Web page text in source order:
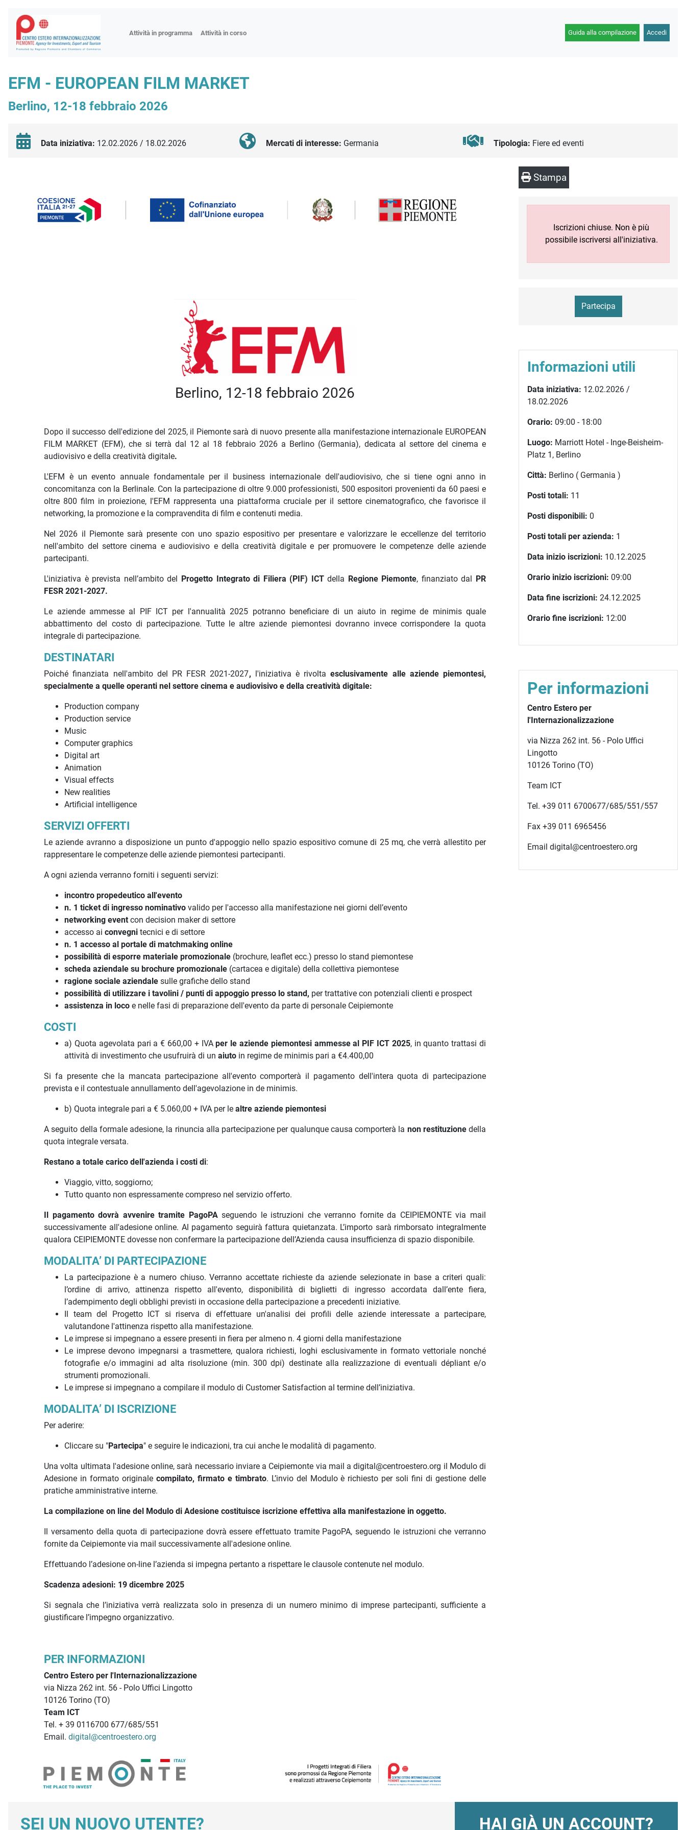
Attività in programma Attività in corso
Fiere
Workshop
Focus settoriali
Guida alla compilazione Accedi
EFM - EUROPEAN FILM MARKET
Berlino, 12-18 febbraio 2026
Data iniziativa: 12.02.2026 / 18.02.2026 Mercati di interesse: Germania Tipologia: Fiere ed eventi
Berlino, 12-18 febbraio 2026
Dopo il successo dell'edizione del 2025, il Piemonte sarà di nuovo presente alla manifestazione internazionale EUROPEAN
FILM MARKET (EFM), che si terrà dal 12 al 18 febbraio 2026 a Berlino (Germania), dedicata al settore del cinema e
audiovisivo e della creatività digitale.
L'EFM è un evento annuale fondamentale per il business internazionale dell'audiovisivo, che si tiene ogni anno in
concomitanza con la Berlinale. Con la partecipazione di oltre 9.000 professionisti, 500 espositori provenienti da 60 paesi e
oltre 800 film in proiezione, l'EFM rappresenta una piattaforma cruciale per il settore cinematografico, che favorisce il
networking, la promozione e la compravendita di film e contenuti media.
Nel 2026 il Piemonte sarà presente con uno spazio espositivo per presentare e valorizzare le eccellenze del territorio
nell'ambito del settore cinema e audiovisivo e della creatività digitale e per promuovere le competenze delle aziende
partecipanti.
L'iniziativa è prevista nell’ambito del Progetto Integrato di Filiera (PIF) ICTdella Regione Piemonte, finanziato dal
PR
FESR 2021-2027.
Le aziende ammesse al PIF ICT per l'annualità 2025 potranno beneficiare di un aiuto in regime de minimis quale
abbattimento del costo di partecipazione. Tutte le altre aziende piemontesi dovranno invece corrispondere la quota
integrale di partecipazione.
DESTINATARI
Poiché finanziata nell'ambito del PR FESR 2021-2027, l'iniziativa è rivoltaesclusivamente alle aziende piemontesi,
specialmente a quelle operanti nel settore cinema e audiovisivo e della creatività digitale:
Production company
Production service
Music
Computer graphics
Digital art
Animation
Visual effects
New realities
Artificial intelligence
SERVIZI OFFERTI
Le aziende avranno a disposizione un punto d'appoggio nello spazio espositivo comune di 25 mq, che verrà allestito per
rappresentare le competenze delle aziende piemontesi partecipanti.
A ogni azienda verranno forniti i seguenti servizi:
incontro propedeutico all'evento
n. 1 ticket di ingresso nominativo valido per l'accesso alla manifestazione nei giorni dell’evento
networking event con decision maker di settore
accesso aiconvegni tecnici e di settore
n. 1 accesso al portale di matchmaking online
possibilità di esporre materiale promozionale (brochure, leaflet ecc.) presso lo stand piemontese
scheda aziendale su brochure promozionale (cartacea e digitale) della collettiva piemontese
ragione sociale aziendalesulle grafiche dello stand
possibilità di utilizzare i tavolini / punti di appoggio presso lo stand, per trattative con potenziali clienti e prospect
assistenza in loco e nelle fasi di preparazione dell'evento da parte di personale Ceipiemonte
COSTI
a) Quota agevolata pari a € 660,00 + IVAper le aziende piemontesi ammesse al PIF ICT 2025, in quanto trattasi di
attività di investimento che usufruirà di unaiuto in regime de minimis pari a €4.400,00
Si fa presente che la mancata partecipazione all'evento comporterà il pagamento dell'intera quota di partecipazione
prevista e il contestuale annullamento dell'agevolazione in de minimis.
b) Quota integrale pari a € 5.060,00 + IVA per lealtre aziende piemontesi
A seguito della formale adesione, la rinuncia alla partecipazione per qualunque causa comporterà la non restituzionedella
quota integrale versata.
Restano a totale carico dell'azienda i costi di:
Viaggio, vitto, soggiorno;
Tutto quanto non espressamente compreso nel servizio offerto.
Il pagamento dovrà avvenire tramite PagoPAseguendo le istruzioni che verranno fornite da CEIPIEMONTE via mail
successivamente all'adesione online. Al pagamento seguirà fattura quietanzata. L’importo sarà rimborsato integralmente
qualora CEIPIEMONTE dovesse non confermare la partecipazione dell’Azienda causa insufficienza di spazio disponibile.
MODALITA’ DI PARTECIPAZIONE
La partecipazione è a numero chiuso. Verranno accettate richieste da aziende selezionate in base a criteri quali:
l’ordine di arrivo, attinenza rispetto all'evento, disponibilità di biglietti di ingresso accordata dall’ente fiera,
l’adempimento degli obblighi previsti in occasione della partecipazione a precedenti iniziative.
Il team del Progetto ICT si riserva di effettuare un'analisi dei profili delle aziende interessate a partecipare,
valutandone l'attinenza rispetto alla manifestazione.
Le imprese si impegnano a essere presenti in fiera per almeno n. 4 giorni della manifestazione
Le imprese devono impegnarsi a trasmettere, qualora richiesti, loghi esclusivamente in formato vettoriale nonché
fotografie e/o immagini ad alta risoluzione (min. 300 dpi) destinate alla realizzazione di eventuali dépliant e/o
strumenti promozionali.
Le imprese si impegnano a compilare il modulo di Customer Satisfaction al termine dell’iniziativa.
MODALITA’ DI ISCRIZIONE
Per aderire:
Cliccare su "Partecipa" e seguire le indicazioni, tra cui anche le modalità di pagamento.
Una volta ultimata l'adesione online, sarà necessario inviare a Ceipiemonte via mail a digital@centroestero.org il Modulo di
Adesione in formato originale compilato, firmato e timbrato. L’invio del Modulo è richiesto per soli fini di gestione delle
pratiche amministrative interne.
La compilazione on line del Modulo di Adesione costituisce iscrizione effettiva alla manifestazione in oggetto.
Il versamento della quota di partecipazione dovrà essere effettuato tramite PagoPA, seguendo le istruzioni che verranno
fornite da Ceipiemonte via mail successivamente all'adesione online.
Effettuando l’adesione on-line l’azienda si impegna pertanto a rispettare le clausole contenute nel modulo.
Scadenza adesioni: 19 dicembre 2025
Si segnala che l’iniziativa verrà realizzata solo in presenza di un numero minimo di imprese partecipanti, sufficiente a
giustificare l’impegno organizzativo.
PER INFORMAZIONI
Centro Estero per l'Internazionalizzazione
via Nizza 262 int. 56 - Polo Uffici Lingotto
10126 Torino (TO)
Team ICT
Tel. + 39 0116700 677/685/551
Email.digital@centroestero.org
Stampa
Iscrizioni chiuse. Non è più
possibile iscriversi all'iniziativa.
Partecipa
Informazioni utili
Data iniziativa: 12.02.2026 /
18.02.2026
Orario: 09:00 - 18:00
Luogo: Marriott Hotel - Inge-Beisheim-
Platz 1, Berlino
Città: Berlino ( Germania )
Posti totali: 11
Posti disponibili: 0
Posti totali per azienda: 1
Data inizio iscrizioni: 10.12.2025
Orario inizio iscrizioni: 09:00
Data fine iscrizioni: 24.12.2025
Orario fine iscrizioni: 12:00
Per informazioni
Centro Estero per
l'Internazionalizzazione
via Nizza 262 int. 56 - Polo Uffici
Lingotto
10126 Torino (TO)
Team ICT
Tel. +39 011 6700677/685/551/557
Fax +39 011 6965456
Email digital@centroestero.org
SEI UN NUOVO UTENTE? HAI GIÀ UN ACCOUNT?